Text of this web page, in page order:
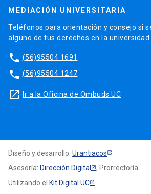
MEDIACIÓN UNIVERSITARIA
Teléfonos para orientación y consejo si
alguno de tus derechos en la universidad.
phone (56)95504 1691
phone (56)95504 1247
launch Ir a la Oficina de Ombuds UC
Diseño y desarrollo: Urantiacos
Asesoría: Dirección Digital
, Prorrectoría
Utilizando el Kit Digital UC